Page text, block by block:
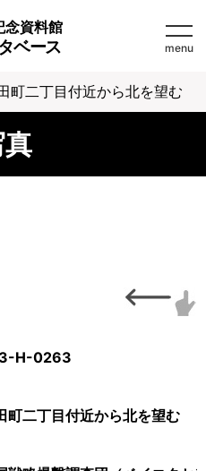
念資料館
ベース menu
町二丁目付近から北を望む
H-0263
町二丁目付近から北を望む